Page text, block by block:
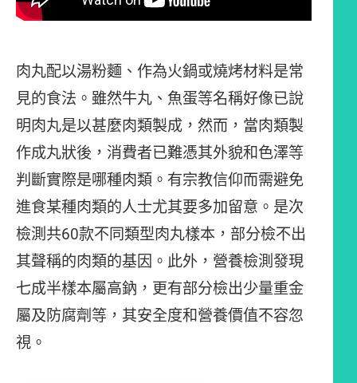
肉丸配以湯粉麵、作為火鍋或燒烤材料是常
見的食法。雖然牛丸、魚蛋等名稱好像已說
明肉丸是以甚麼肉類製成，然而，當肉類製
作成丸狀後，消費者已難憑其外貌和色澤等
判斷實際是哪種肉類。有宗教信仰而需避免
進食某種肉類的人士尤其要多加留意。是次
檢測共60款不同類型肉丸樣本，部分檢不出
其聲稱的肉類的基因。此外，營養檢測發現
七成半樣本屬高鈉，更有部分檢出少量重金
屬及防腐劑等，其安全度和營養價值不容忽
視。